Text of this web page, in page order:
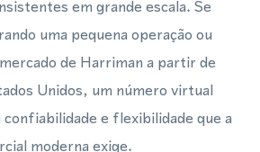
em grande escala. Se
uma pequena operação ou
de Harriman a partir de
Unidos, um número virtual
e flexibilidade que a
moderna exige.